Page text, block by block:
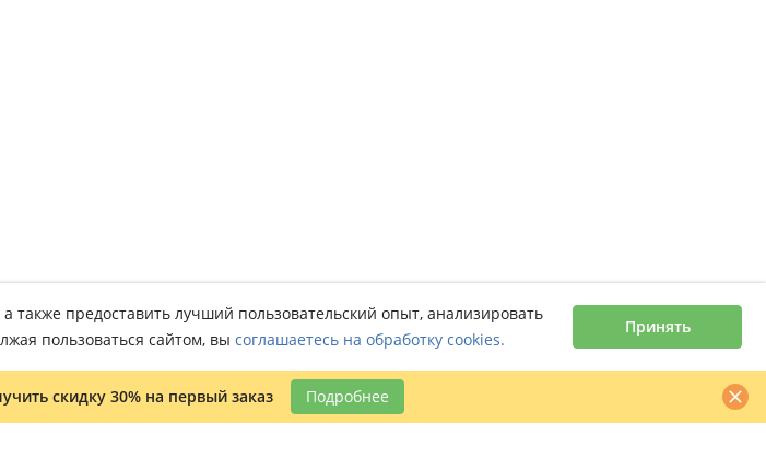
скидку 30% на первый заказ Подробнее
также предоставить лучший пользовательский опыт, анализировать
пользоваться сайтом, вы соглашаетесь на обработку cookies.
Принять